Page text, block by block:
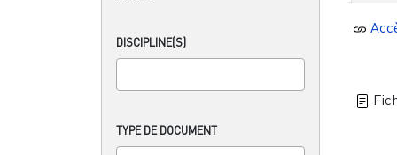
DISCIPLINE(S)
TYPE DE DOCUMENT